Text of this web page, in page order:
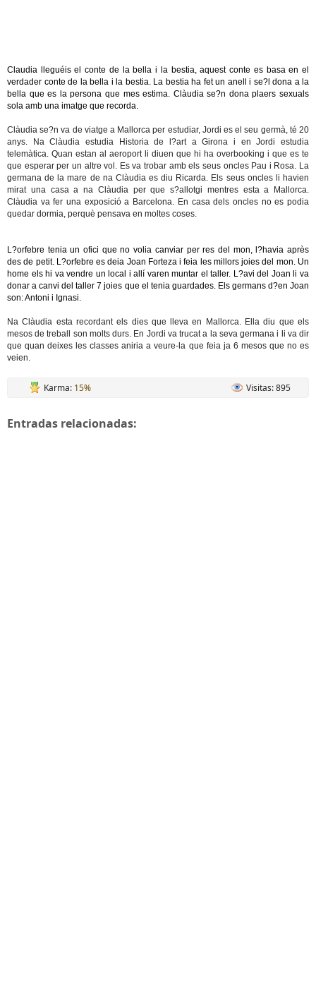
Claudia lleguéis el conte de la bella i la bestia, aquest conte es basa en el
verdader conte de la bella i la bestia. La bestia ha fet un anell i se?l dona a la
bella que es la persona que mes estima. Clàudia se?n dona plaers sexuals
sola amb una imatge que recorda.
Clàudia se?n va de viatge a Mallorca per estudiar, Jordi es el seu germà, té 20
anys. Na Clàudia estudia Historia de l?art a Girona i en Jordi estudia
telemàtica. Quan estan al aeroport li diuen que hi ha overbooking i que es te
que esperar per un altre vol. Es va trobar amb els seus oncles Pau i Rosa. La
germana de la mare de na Clàudia es diu Ricarda. Els seus oncles li havien
mirat una casa a na Clàudia per que s?allotgi mentres esta a Mallorca.
Clàudia va fer una exposició a Barcelona. En casa dels oncles no es podia
quedar dormia, perquè pensava en moltes coses.
L?orfebre tenia un ofici que no volia canviar per res del mon, l?havia après
des de petit. L?orfebre es deia Joan Forteza i feia les millors joies del mon. Un
home els hi va vendre un local i allí varen muntar el taller. L?avi del Joan li va
donar a canvi del taller 7 joies que el tenia guardades. Els germans d?en Joan
son: Antoni i Ignasi.
Na Clàudia esta recordant els dies que lleva en Mallorca. Ella diu que els
mesos de treball son molts durs. En Jordi va trucat a la seva germana i li va dir
que quan deixes les classes aniria a veure-la que feia ja 6 mesos que no es
veien.
Karma: 15% Visitas: 895
Entradas relacionadas: